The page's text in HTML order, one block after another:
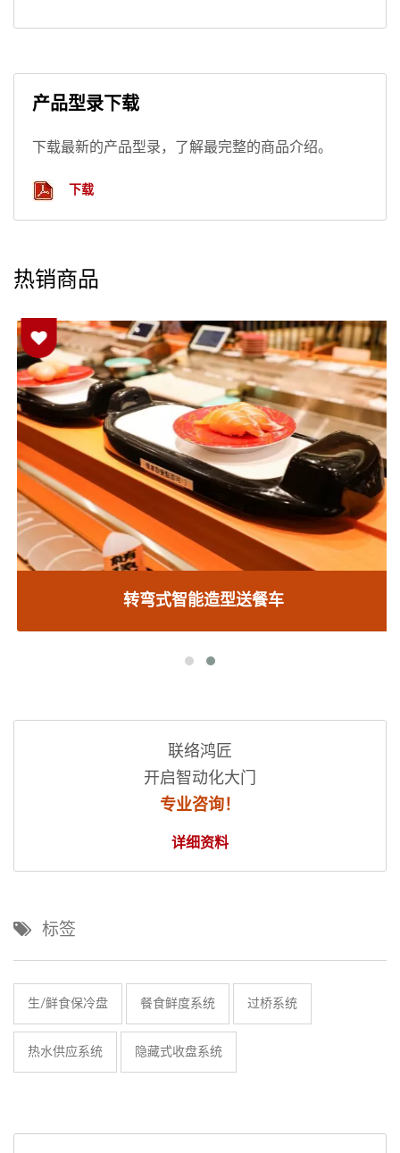
产品型录下载
下载最新的产品型录，了解最完整的商品介绍。
下载
热销商品
转弯式智能造型送餐车
联络鸿匠
开启智动化大门
专业咨询！
详细资料
标签
生/鲜食保冷盘 餐食鲜度系统 过桥系统
热水供应系统 隐藏式收盘系统